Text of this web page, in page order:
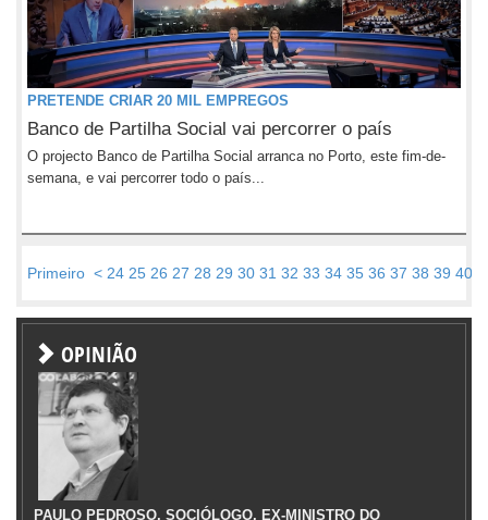
PRETENDE CRIAR 20 MIL EMPREGOS
Banco de Partilha Social vai percorrer o país
O projecto Banco de Partilha Social arranca no Porto, este fim-de-
semana, e vai percorrer todo o país...
Primeiro < 24 25 26 27 28 29 30 31 32 33 34 35 36 37 38 39 40
OPINIÃO
PAULO PEDROSO, SOCIÓLOGO, EX-MINISTRO DO